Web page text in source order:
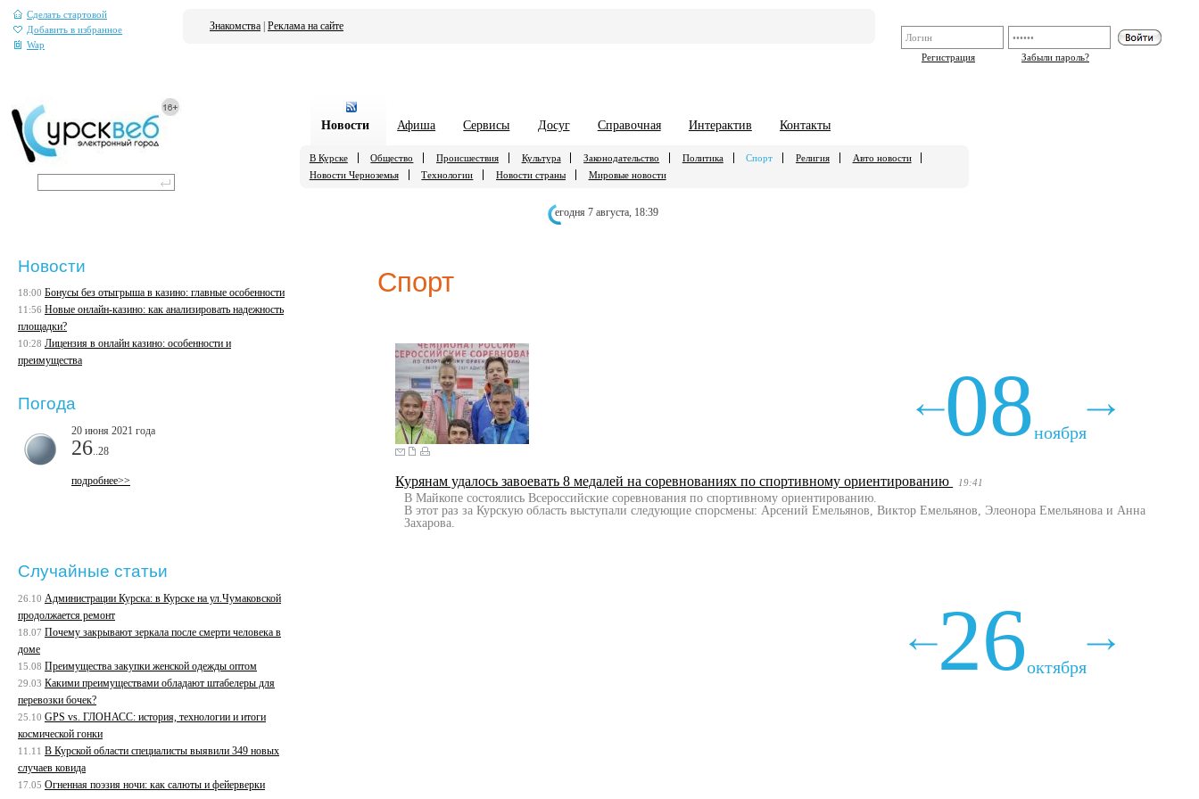
Сделать стартовой
Добавить в избранное
Wap
Регистрация
Забыли пароль?
Знакомства Реклама на сайте
Новости Афиша Сервисы Досуг Справочная Интерактив Контакты
В Курске Общество Происшествия Культура Законодательство Политика Спорт Религия
Авто новости
Новости Черноземья
Технологии Новости страны Мировые новости
егодня 7 августа, 18:39
Спорт
ноября
08
Курянам удалось завоевать 8 медалей на соревнованиях по спортивному ориентированию 19:41
В Майкопе состоялись Всероссийские соревнования по спортивному ориентированию.
В этот раз за Курскую область выступали следующие спорсмены: Арсений Емельянов, Виктор Емельянов, Элеонора Емельянова и Анна
Захарова.
октября
26
Новости
18:00 Бонусы без отыгрыша в казино: главные особенности
11:56 Новые онлайн-казино: как анализировать надежность
площадки?
10:28 Лицензия в онлайн казино: особенности и
преимущества
Погода
20 июня 2021 года
26 ..28
подробнее>>
Случайные статьи
26.10 Администрации Курска: в Курске на ул.Чумаковской
продолжается ремонт
18.07 Почему закрывают зеркала после смерти человека в
доме
15.08 Преимущества закупки женской одежды оптом
29.03 Какими преимуществами обладают штабелеры для
перевозки бочек?
25.10 GPS vs. ГЛОНАСС: история, технологии и итоги
космической гонки
11.11 В Курской области специалисты выявили 349 новых
случаев ковида
17.05 Огненная поэзия ночи: как салюты и фейерверки